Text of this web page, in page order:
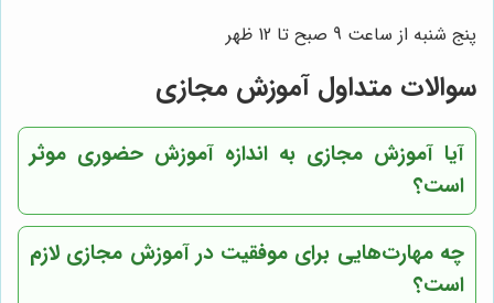
پنج شنبه از ساعت 9 صبح تا 12 ظهر
سوالات متداول آموزش مجازی
آیا آموزش مجازی به اندازه آموزش حضوری موثر
است؟
چه مهارت‌هایی برای موفقیت در آموزش مجازی لازم
است؟